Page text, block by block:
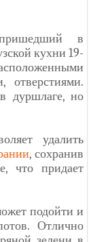
в
кухни 19-
дуршлаге, но
удалить
, сохранив
что придает
подойти и
Отлично